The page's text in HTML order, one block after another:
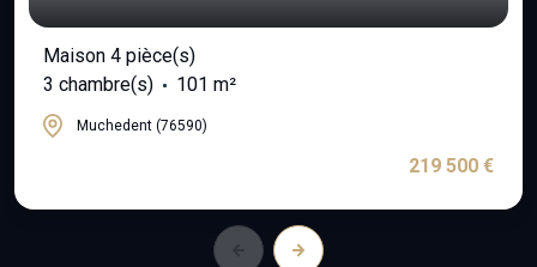
Maison 4 pièce(s)
3 chambre(s)
101 m²
Muchedent (76590)
219 500 €